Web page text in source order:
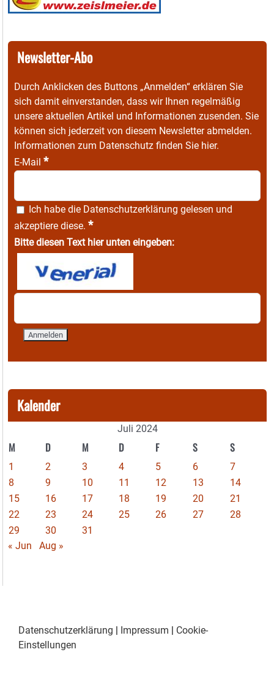
Newsletter-Abo
Durch Anklicken des Buttons „Anmelden“ erklären Sie
sich damit einverstanden, dass wir Ihnen regelmäßig
unsere aktuellen Artikel und Informationen zusenden. Sie
können sich jederzeit von diesem Newsletter abmelden.
Informationen zum Datenschutz finden Sie hier.
E-Mail *
Ich habe die Datenschutzerklärung gelesen und
akzeptiere diese. *
Bitte diesen Text hier unten eingeben:
Kalender
Juli 2024
M D M D F S S
1 2 3 4 5 6
7
8
9 10 11 12 13
14
15
16 17 18 19 20
21
22
23 24 25 26 27
28
29
30
31
« Jun
Aug »
Datenschutzerklärung Impressum
Cookie-
Einstellungen